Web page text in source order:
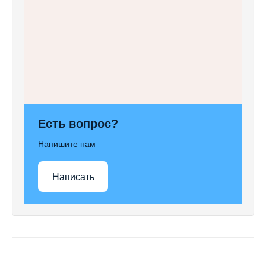
Есть вопрос?
Напишите нам
Написать